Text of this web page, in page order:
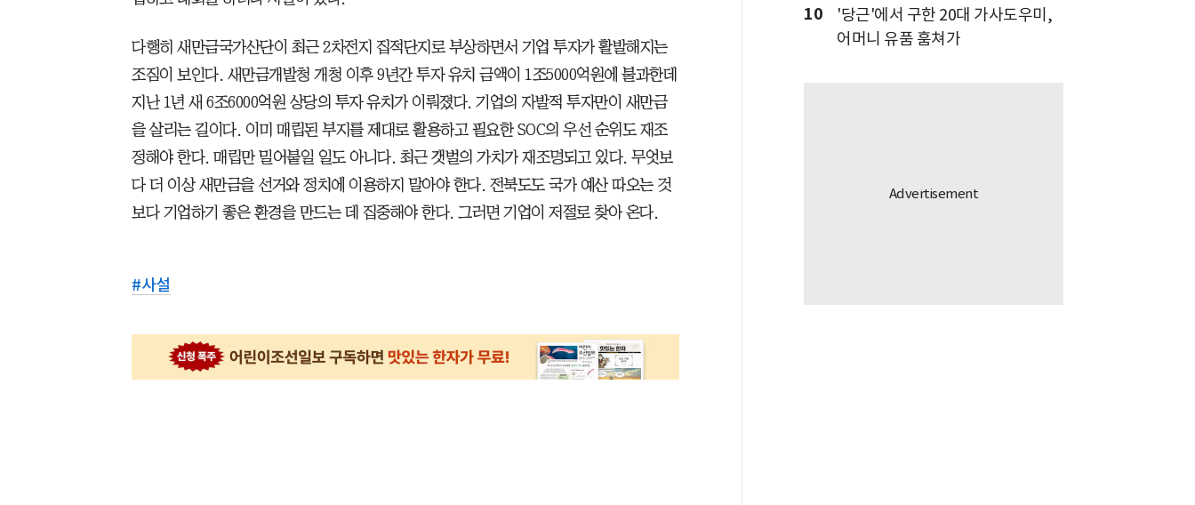
다행히 새만금국가산단이 최근 2차전지 집적단지로 부상하면서 기업 투자가 활발해지는
조짐이 보인다. 새만금개발청 개청 이후 9년간 투자 유치 금액이 1조5000억원에 불과한데
지난 1년 새 6조6000억원 상당의 투자 유치가 이뤄졌다. 기업의 자발적 투자만이 새만금
을 살리는 길이다. 이미 매립된 부지를 제대로 활용하고 필요한 SOC의 우선 순위도 재조
정해야 한다. 매립만 밀어붙일 일도 아니다. 최근 갯벌의 가치가 재조명되고 있다. 무엇보
다 더 이상 새만금을 선거와 정치에 이용하지 말아야 한다. 전북도도 국가 예산 따오는 것
보다 기업하기 좋은 환경을 만드는 데 집중해야 한다. 그러면 기업이 저절로 찾아 온다.
#사설
10
'당근'에서 구한 20대 가사도우미,
어머니 유품 훔쳐가